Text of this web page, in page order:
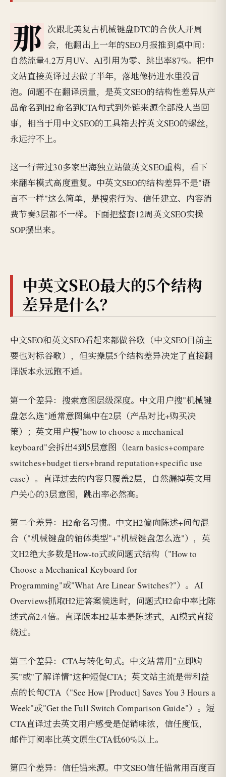
那 次跟北美复古机械键盘DTC的合伙人开周
会，他翻出上一年的SEO月报推到桌中间：
自然流量4.2万月UV、AI引用为零、跳出率87%。把中
文站直接英译过去做了半年，落地像扔进水里没冒
泡。问题不在翻译质量，是英文SEO的结构性差异从产
品命名到H2命名到CTA句式到外链来源全部没人当回
事，相当于用中文SEO的工具箱去拧英文SEO的螺丝，
永远拧不上。
这一行带过30多家出海独立站做英文SEO重构，看下
来翻车模式高度重复。中英文SEO的结构差异不是"语
言不一样"这么简单，是搜索行为、信任建立、内容消
费节奏3层都不一样。下面把整套12周英文SEO实操
SOP摆出来。
中英文SEO最大的5个结构
差异是什么？
中文SEO和英文SEO看起来都做谷歌（中文SEO目前主
要也对标谷歌），但实操层5个结构差异决定了直接翻
译版本永远跑不通。
第一个差异：搜索意图层级深度。中文用户搜"机械键
盘怎么选"通常意图集中在2层（产品对比+购买决
策）；英文用户搜"how to choose a mechanical
keyboard"会拆出4到5层意图（learn basics+compare
switches+budget tiers+brand reputation+specific use
case）。直译过去的内容只覆盖2层，自然漏掉英文用
户关心的3层意图，跳出率必然高。
第二个差异：H2命名习惯。中文H2偏向陈述+问句混
合（"机械键盘的轴体类型"+"机械键盘怎么选"），英
文H2绝大多数是How-to式或问题式结构（"How to
Choose a Mechanical Keyboard for
Programming"或"What Are Linear Switches?"）。AI
Overviews抓取H2进答案候选时，问题式H2命中率比陈
述式高2.4倍。直译版本H2基本是陈述式，AI模式直接
绕过。
第三个差异：CTA与转化句式。中文站常用"立即购
买"或"了解详情"这种短促CTA；英文站主流是带利益
点的长句CTA（"See How [Product] Saves You 3 Hours a
Week"或"Get the Full Switch Comparison Guide"）。短
CTA直译过去英文用户感受是促销味浓，信任度低，
邮件订阅率比英文原生CTA低60%以上。
第四个差异：信任锚来源。中文SEO信任锚常用百度百